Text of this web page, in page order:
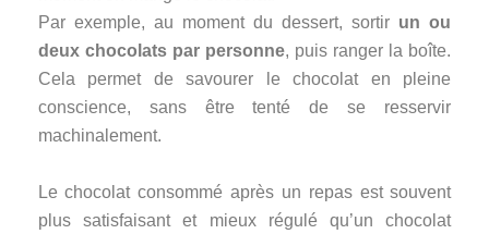
Par exemple, au moment du dessert, sortir un ou
deux chocolats par personne, puis ranger la boîte.
Cela permet de savourer le chocolat en pleine
conscience, sans être tenté de se resservir
machinalement.
Le chocolat consommé après un repas est souvent
plus satisfaisant et mieux régulé qu’un chocolat